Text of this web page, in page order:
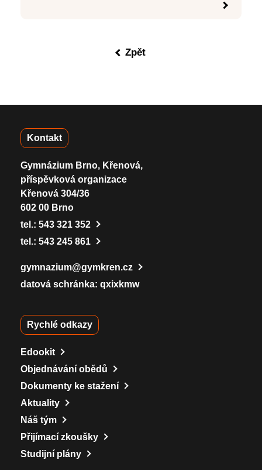
Zpět
Kontakt
Gymnázium Brno, Křenová,
příspěvková organizace
Křenová 304/36
602 00 Brno
tel.: 543 321 352
tel.: 543 245 861
gymnazium@gymkren.cz
datová schránka: qxixkmw
Rychlé odkazy
Edookit
Objednávání obědů
Dokumenty ke stažení
Aktuality
Náš tým
Přijímací zkoušky
Studijní plány